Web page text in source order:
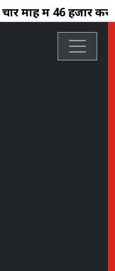
चार माह में 46 हजार